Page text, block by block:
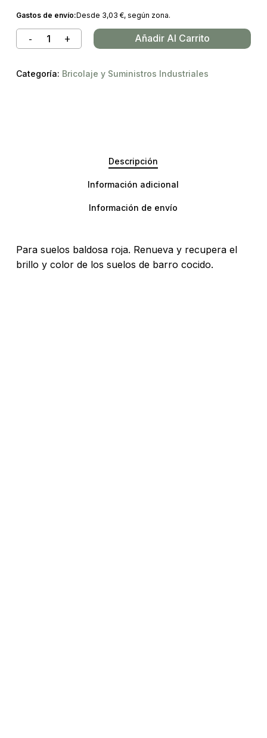
Gastos de envío:Desde 3,03 €, según zona.
Añadir Al Carrito
Categoría: Bricolaje y Suministros Industriales
Descripción
Información adicional
Información de envío
Para suelos baldosa roja. Renueva y recupera el
brillo y color de los suelos de barro cocido.